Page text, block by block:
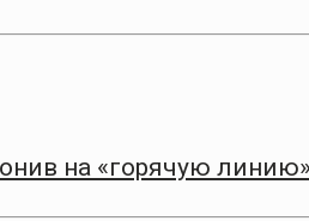
на «горячую